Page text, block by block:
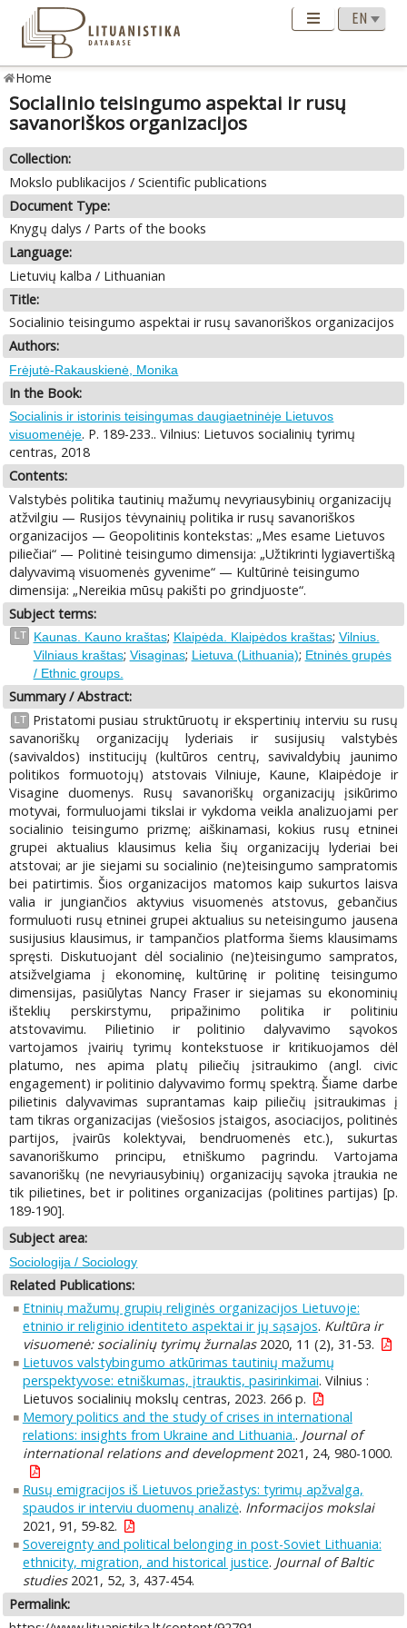
Home
Socialinio teisingumo aspektai ir rusų
savanoriškos organizacijos
Collection:
Mokslo publikacijos / Scientific publications
Document Type:
Knygų dalys / Parts of the books
Language:
Lietuvių kalba / Lithuanian
Title:
Socialinio teisingumo aspektai ir rusų savanoriškos organizacijos
Authors:
Frėjutė-Rakauskienė, Monika
In the Book:
Socialinis ir istorinis teisingumas daugiaetninėje Lietuvos
visuomenėje. P. 189-233.. Vilnius: Lietuvos socialinių tyrimų
centras, 2018
Contents:
Valstybės politika tautinių mažumų nevyriausybinių organizacijų
atžvilgiu — Rusijos tėvynainių politika ir rusų savanoriškos
organizacijos — Geopolitinis kontekstas: „Mes esame Lietuvos
piliečiai“ — Politinė teisingumo dimensija: „Užtikrinti lygiavertišką
dalyvavimą visuomenės gyvenime“ — Kultūrinė teisingumo
dimensija: „Nereikia mūsų pakišti po grindjuoste“.
Subject terms:
LT Kaunas. Kauno kraštas; Klaipėda. Klaipėdos kraštas; Vilnius.
Vilniaus kraštas; Visaginas; Lietuva (Lithuania); Etninės grupės
/ Ethnic groups.
Summary / Abstract:
LT
Pristatomi pusiau struktūruotų ir ekspertinių interviu su rusų
savanoriškų organizacijų lyderiais ir susijusių valstybės
(savivaldos) institucijų (kultūros centrų, savivaldybių jaunimo
politikos formuotojų) atstovais Vilniuje, Kaune, Klaipėdoje ir
Visagine duomenys. Rusų savanoriškų organizacijų įsikūrimo
motyvai, formuluojami tikslai ir vykdoma veikla analizuojami per
socialinio teisingumo prizmę; aiškinamasi, kokius rusų etninei
grupei aktualius klausimus kelia šių organizacijų lyderiai bei
atstovai; ar jie siejami su socialinio (ne)teisingumo sampratomis
bei patirtimis. Šios organizacijos matomos kaip sukurtos laisva
valia ir jungiančios aktyvius visuomenės atstovus, gebančius
formuluoti rusų etninei grupei aktualius su neteisingumo jausena
susijusius klausimus, ir tampančios platforma šiems klausimams
spręsti. Diskutuojant dėl socialinio (ne)teisingumo sampratos,
atsižvelgiama į ekonominę, kultūrinę ir politinę teisingumo
dimensijas, pasiūlytas Nancy Fraser ir siejamas su ekonominių
išteklių perskirstymu, pripažinimo politika ir politiniu
atstovavimu. Pilietinio ir politinio dalyvavimo sąvokos
vartojamos įvairių tyrimų kontekstuose ir kritikuojamos dėl
platumo, nes apima platų piliečių įsitraukimo (angl. civic
engagement) ir politinio dalyvavimo formų spektrą. Šiame darbe
pilietinis dalyvavimas suprantamas kaip piliečių įsitraukimas į
tam tikras organizacijas (viešosios įstaigos, asociacijos, politinės
partijos, įvairūs kolektyvai, bendruomenės etc.), sukurtas
savanoriškumo principu, etniškumo pagrindu. Vartojama
savanoriškų (ne nevyriausybinių) organizacijų sąvoka įtraukia ne
tik pilietines, bet ir politines organizacijas (politines partijas) [p.
189-190].
Subject area:
Sociologija / Sociology
Related Publications:
Etninių mažumų grupių religinės organizacijos Lietuvoje:
etninio ir religinio identiteto aspektai ir jų sąsajos. Kultūra ir
visuomenė: socialinių tyrimų žurnalas2020, 11 (2), 31-53.
Lietuvos valstybingumo atkūrimas tautinių mažumų
perspektyvose: etniškumas, įtrauktis, pasirinkimai. Vilnius :
Lietuvos socialinių mokslų centras, 2023. 266 p.
Memory politics and the study of crises in international
relations: insights from Ukraine and Lithuania.. Journal of
international relations and development2021, 24, 980-1000.
Rusų emigracijos iš Lietuvos priežastys: tyrimų apžvalga,
spaudos ir interviu duomenų analizė. Informacijos mokslai
2021, 91, 59-82.
Sovereignty and political belonging in post-Soviet Lithuania:
ethnicity, migration, and historical justice. Journal of Baltic
studies2021, 52, 3, 437-454.
Permalink: